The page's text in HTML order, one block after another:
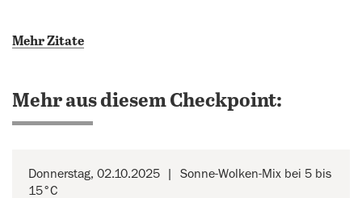
Mehr Zitate
Mehr aus diesem Checkpoint:
Donnerstag, 02.10.2025
Sonne-Wolken-Mix bei 5 bis
15°C